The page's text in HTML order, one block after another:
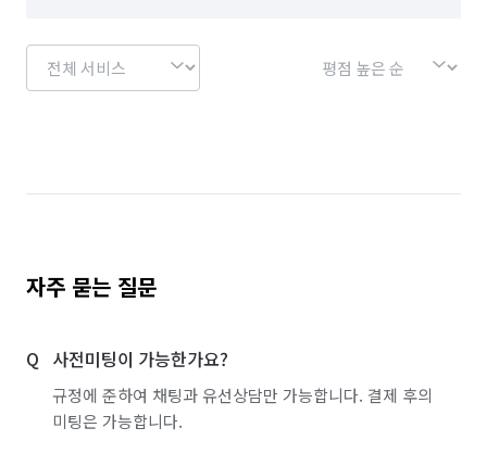
자주 묻는 질문
사전미팅이 가능한가요?
규정에 준하여 채팅과 유선상담만 가능합니다. 결제 후의
미팅은 가능합니다.